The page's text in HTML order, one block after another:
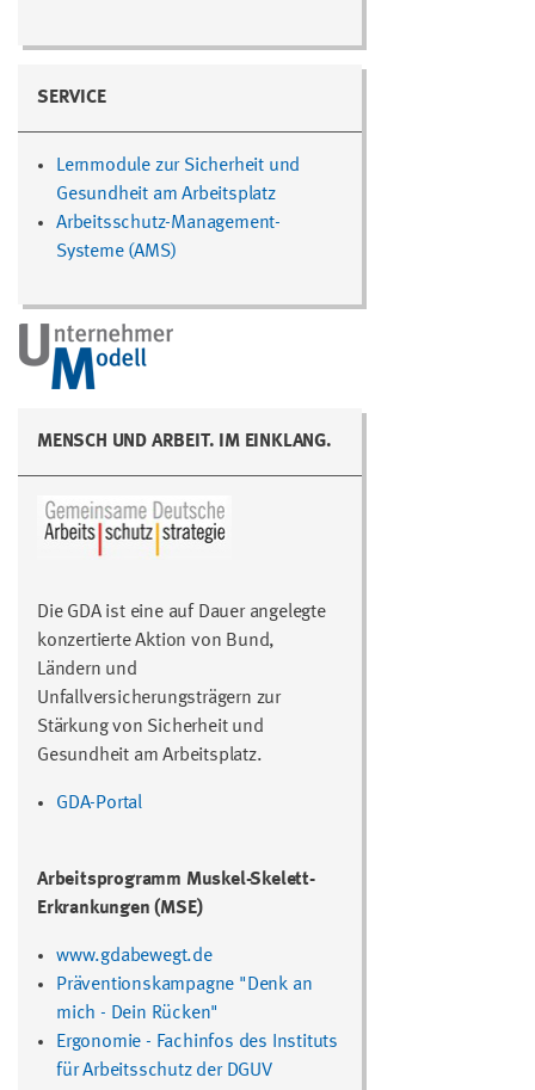
SERVICE
Lernmodule zur Sicherheit und
Gesundheit am Arbeitsplatz
Arbeitsschutz-Management-
Systeme (AMS)
MENSCH UND ARBEIT. IM EINKLANG.
Die GDA ist eine auf Dauer angelegte
konzertierte Aktion von Bund,
Ländern und
Unfallversicherungsträgern zur
Stärkung von Sicherheit und
Gesundheit am Arbeitsplatz.
GDA-Portal
Arbeitsprogramm Muskel-Skelett-
Erkrankungen (MSE)
www.gdabewegt.de
Präventionskampagne "Denk an
mich - Dein Rücken"
Ergonomie - Fachinfos des Instituts
für Arbeitsschutz der DGUV